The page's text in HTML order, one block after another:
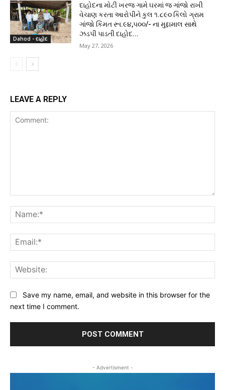
Dahod - દાહોદ
દાહોદના મોટી ખરજ ગામે ઘરમાં જ ગાંજો રાખી
વેચાણ કરતા આરોપીને કુલ ૧.૮૯૦ કિલો ગ્રામ
ગાંજો કિંમત રૂા.૯૪,૫૦૦/- ના મુદ્દામાલ સાથે
ઝડપી પાડતી દાહોદ...
May 27, 2026
LEAVE A REPLY
Save my name, email, and website in this browser for the
next time I comment.
- Advertisment -